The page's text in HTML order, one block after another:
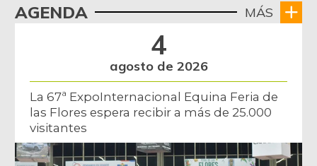
Arveja amarilla
Arveja enlatada
07/25/2026
$ 14.130,40
+2,79%
Arveja verde
07/25/2026 -4,09%
AGENDA MÁS
4
agosto de 2026
La 67ª ExpoInternacional Equina Feria de
las Flores espera recibir a más de 25.000
visitantes